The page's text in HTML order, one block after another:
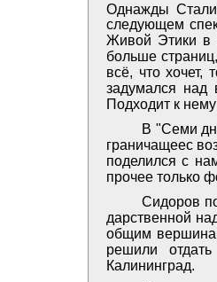
Однажды
следующем
Живой Этики в
больше
всё, что хочет,
задумался над
Подходит к
В "Семи
граничащеес
поделился с
прочее только
Сидоров
дарственной
общим
решили
Калининград.